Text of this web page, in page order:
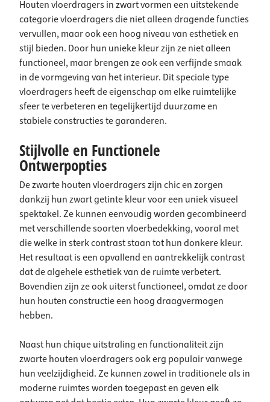
Houten vloerdragers in zwart vormen een uitstekende
categorie vloerdragers die niet alleen dragende functies
vervullen, maar ook een hoog niveau van esthetiek en
stijl bieden. Door hun unieke kleur zijn ze niet alleen
functioneel, maar brengen ze ook een verfijnde smaak
in de vormgeving van het interieur. Dit speciale type
vloerdragers heeft de eigenschap om elke ruimtelijke
sfeer te verbeteren en tegelijkertijd duurzame en
stabiele constructies te garanderen.
Stijlvolle en Functionele
Ontwerpopties
De zwarte houten vloerdragers zijn chic en zorgen
dankzij hun zwart getinte kleur voor een uniek visueel
spektakel. Ze kunnen eenvoudig worden gecombineerd
met verschillende soorten vloerbedekking, vooral met
die welke in sterk contrast staan tot hun donkere kleur.
Het resultaat is een opvallend en aantrekkelijk contrast
dat de algehele esthetiek van de ruimte verbetert.
Bovendien zijn ze ook uiterst functioneel, omdat ze door
hun houten constructie een hoog draagvermogen
hebben.
Naast hun chique uitstraling en functionaliteit zijn
zwarte houten vloerdragers ook erg populair vanwege
hun veelzijdigheid. Ze kunnen zowel in traditionele als in
moderne ruimtes worden toegepast en geven elk